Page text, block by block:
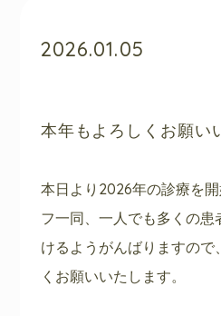
2026.01.05
本年もよろしくお願い
本日より2026年の診療を
フ一同、一人でも多くの
けるようがんばりますので
くお願いいたします。